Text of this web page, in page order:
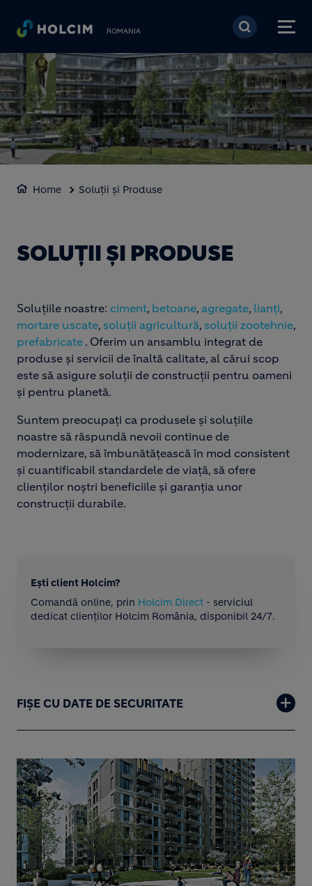
Mergi la conţinutul
ROMANIA
Home Soluții și Produse
SOLUȚII ȘI PRODUSE
Soluțiile noastre: ciment, betoane, agregate, lianți,
mortare uscate, soluții agricultură, soluții zootehnie,
prefabricate . Oferim un ansamblu integrat de
produse și servicii de înaltă calitate, al cărui scop
este să asigure soluții de construcții pentru oameni
și pentru planetă.
Suntem preocupați ca produsele și soluțiile
noastre să răspundă nevoii continue de
modernizare, să îmbunătățească în mod consistent
și cuantificabil standardele de viață, să ofere
clienților noștri beneficiile și garanția unor
construcții durabile.
Ești client Holcim?
Comandă online, prin Holcim Direct - serviciul
dedicat clienților Holcim România, disponibil 24/7.
FIȘE CU DATE DE SECURITATE